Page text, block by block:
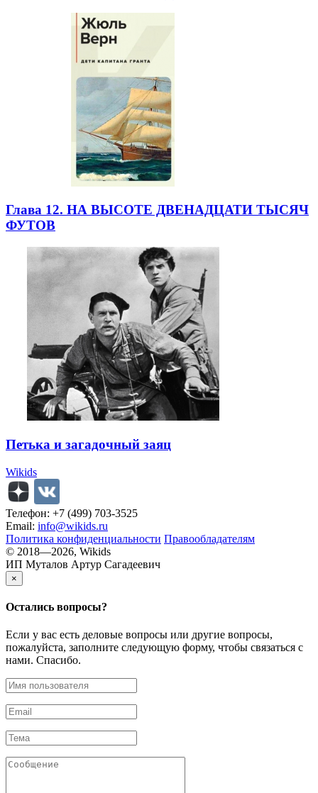
Глава 12. НА ВЫСОТЕ ДВЕНАДЦАТИ ТЫСЯЧ
ФУТОВ
Петька и загадочный заяц
Wikids
Телефон: +7 (499) 703-3525
Email: info@wikids.ru
Политика конфиденциальности Правообладателям
© 2018—2026, Wikids
ИП Муталов Артур Сагадеевич
×
Остались вопросы?
Если у вас есть деловые вопросы или другие вопросы,
пожалуйста, заполните следующую форму, чтобы связаться с
нами. Спасибо.